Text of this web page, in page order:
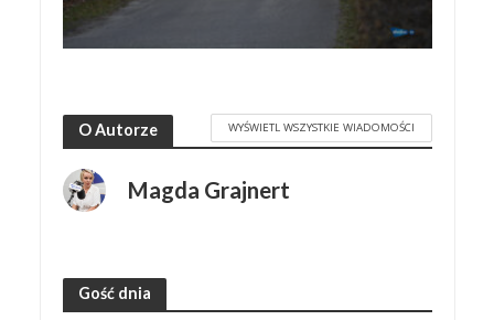
O Autorze WYŚWIETL WSZYSTKIE WIADOMOŚCI
Magda Grajnert
Gość dnia